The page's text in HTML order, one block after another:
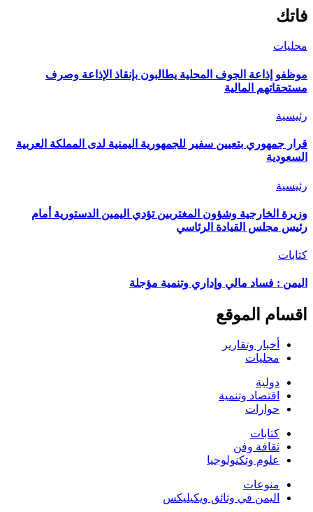
فاتك
محليات
موظفو إذاعة الجوف المحلية يطالبون بإنقاذ الإذاعة وصرف
مستحقاتهم المالية
رئيسية
قرار جمهوري بتعيين سفير للجمهورية اليمنية لدى المملكة العربية
السعودية
رئيسية
وزيرة الخارجية وشؤون المغتربين تؤدي اليمين الدستورية أمام
رئيس مجلس القيادة الرئاسي
كتابات
اليمن : فساد مالي وإداري وتنمية مؤجلة
اقسام الموقع
أخبار وتقارير
محليات
دولية
اقتصاد وتنمية
حوارات
كتابات
ثقافة وفن
علوم وتكنولوجيا
منوعات
اليمن في وثائق ويكيليكس